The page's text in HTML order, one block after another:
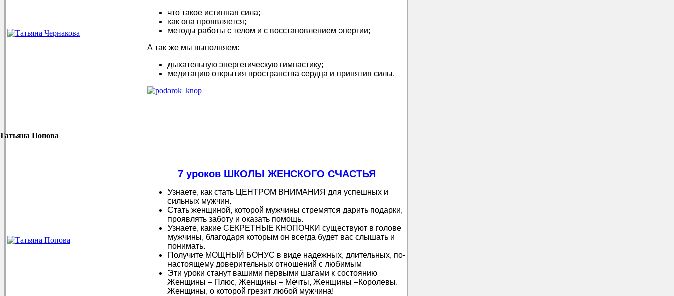
что такое истинная сила;
как она проявляется;
методы работы с телом и с восстановлением энергии;
А так же мы выполняем:
дыхательную энергетическую гимнастику;
медитацию открытия пространства сердца и принятия силы.
Попова
7 уроков ШКОЛЫ ЖЕНСКОГО СЧАСТЬЯ
Узнаете, как стать ЦЕНТРОМ ВНИМАНИЯ для успешных и
сильных мужчин.
Стать женщиной, которой мужчины стремятся дарить подарки,
проявлять заботу и оказать помощь.
Узнаете, какие СЕКРЕТНЫЕ КНОПОЧКИ существуют в голове
мужчины, благодаря которым он всегда будет вас слышать и
понимать.
Получите МОЩНЫЙ БОНУС в виде надежных, длительных, по-
настоящему доверительных отношений с любимым
Эти уроки станут вашими первыми шагами к состоянию
Женщины – Плюс, Женщины – Мечты, Женщины –Королевы.
Женщины, о которой грезит любой мужчина!